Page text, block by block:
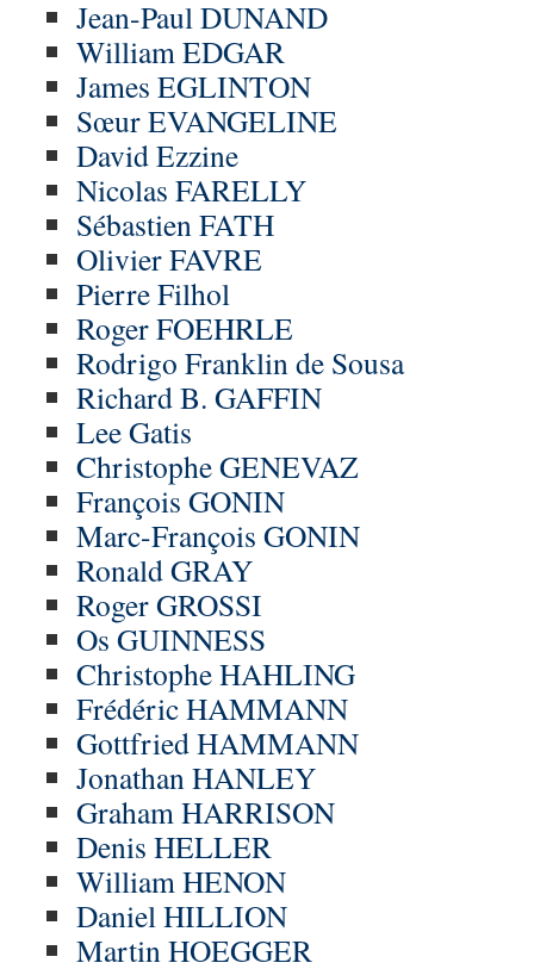
Jean-Paul DUNAND
William EDGAR
James EGLINTON
Sœur EVANGELINE
David Ezzine
Nicolas FARELLY
Sébastien FATH
Olivier FAVRE
Pierre Filhol
Roger FOEHRLE
Rodrigo Franklin de Sousa
Richard B. GAFFIN
Lee Gatis
Christophe GENEVAZ
François GONIN
Marc-François GONIN
Ronald GRAY
Roger GROSSI
Os GUINNESS
Christophe HAHLING
Frédéric HAMMANN
Gottfried HAMMANN
Jonathan HANLEY
Graham HARRISON
Denis HELLER
William HENON
Daniel HILLION
Martin HOEGGER